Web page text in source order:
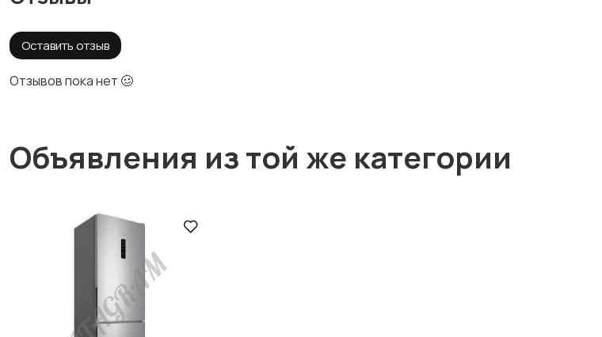
Оставить отзыв
Отзывов пока нет 🥴
Объявления из той же категории